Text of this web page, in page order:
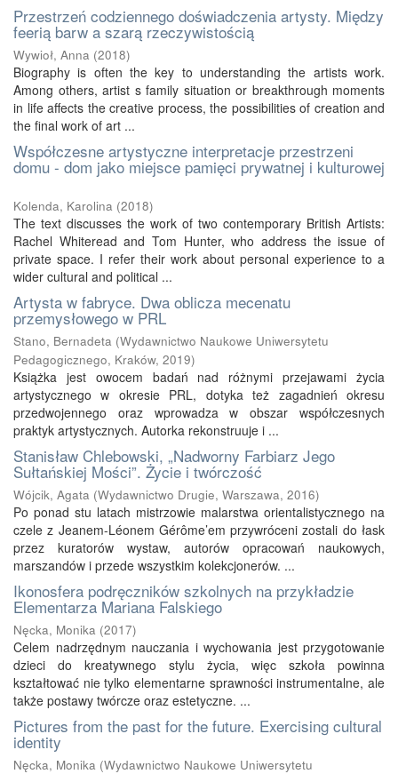
Przestrzeń codziennego doświadczenia artysty. Między
feerią barw a szarą rzeczywistością
Wywioł, Anna (2018)
Biography is often the key to understanding the artists work.
Among others, artist s family situation or breakthrough moments
in life affects the creative process, the possibilities of creation and
the final work of art ...
Współczesne artystyczne interpretacje przestrzeni
domu - dom jako miejsce pamięci prywatnej i kulturowej
Kolenda, Karolina (2018)
The text discusses the work of two contemporary British Artists:
Rachel Whiteread and Tom Hunter, who address the issue of
private space. I refer their work about personal experience to a
wider cultural and political ...
Artysta w fabryce. Dwa oblicza mecenatu
przemysłowego w PRL
Stano, Bernadeta (Wydawnictwo Naukowe Uniwersytetu
Pedagogicznego, Kraków, 2019)
Książka jest owocem badań nad różnymi przejawami życia
artystycznego w okresie PRL, dotyka też zagadnień okresu
przedwojennego oraz wprowadza w obszar współczesnych
praktyk artystycznych. Autorka rekonstruuje i ...
Stanisław Chlebowski, „Nadworny Farbiarz Jego
Sułtańskiej Mości”. Życie i twórczość
Wójcik, Agata (Wydawnictwo Drugie, Warszawa, 2016)
Po ponad stu latach mistrzowie malarstwa orientalistycznego na
czele z Jeanem-Léonem Gérôme’em przywróceni zostali do łask
przez kuratorów wystaw, autorów opracowań naukowych,
marszandów i przede wszystkim kolekcjonerów. ...
Ikonosfera podręczników szkolnych na przykładzie
Elementarza Mariana Falskiego
Nęcka, Monika (2017)
Celem nadrzędnym nauczania i wychowania jest przygotowanie
dzieci do kreatywnego stylu życia, więc szkoła powinna
kształtować nie tylko elementarne sprawności instrumentalne, ale
także postawy twórcze oraz estetyczne. ...
Pictures from the past for the future. Exercising cultural
identity
Nęcka, Monika (Wydawnictwo Naukowe Uniwersytetu